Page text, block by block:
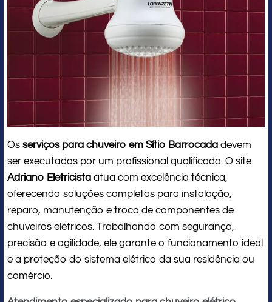
Os serviços para chuveiro em Sítio Barrocada devem
ser executados por um profissional qualificado. O site
Adriano Eletricista atua com excelência técnica,
oferecendo soluções completas para instalação,
reparo, manutenção e troca de componentes de
chuveiros elétricos. Trabalhando com segurança,
precisão e agilidade, ele garante o funcionamento ideal
e a proteção do sistema elétrico da sua residência ou
comércio.